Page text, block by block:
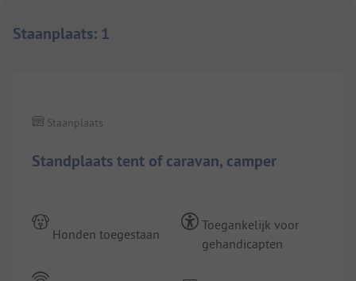
Staanplaats: 1
Standplaats tent of caravan, camper
Staanplaats
Honden toegestaan
Toegankelijk voor
gehandicapten